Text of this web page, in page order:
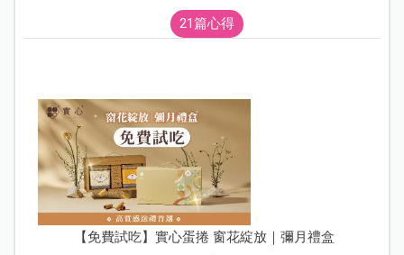
21篇心得
【免費試吃】實心蛋捲 窗花綻放｜彌月禮盒